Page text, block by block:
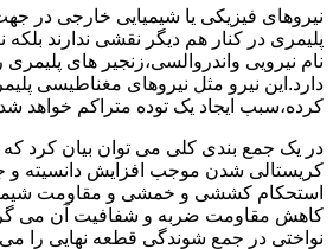
نیروهای فیزیکی یا شیمیایی خارجی در
پلیمری در کنار هم دیگر نقشی ندارند بلکه
نام نیرویی واندروالسی،زنجیر های
دارد.این نیرو مثل نیروهای مغناطیسی
کرده،سبب ایجاد یک توده متراکم خواهد
در یک جمع بندی کلی می توان بیان کرد که
کریستالی شدن موجب افزایش دانسیته و
استحکام کششی و خمشی و مقاومت
کاهش مقاومت ضربه و شفافیت آن می
نواختی در جمع شوندگی قطعه نهایی را